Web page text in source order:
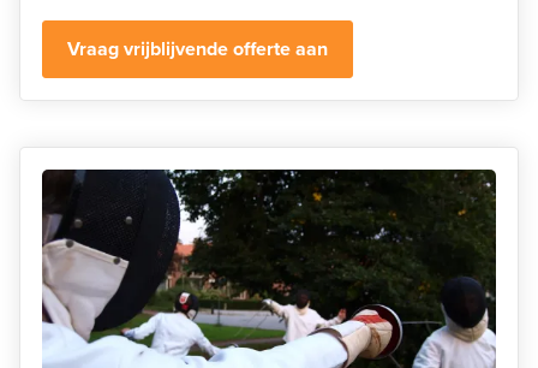
Vraag vrijblijvende offerte aan